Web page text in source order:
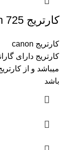
کارتریج canon 725
کارتریج canon
میباشد و از
باشد